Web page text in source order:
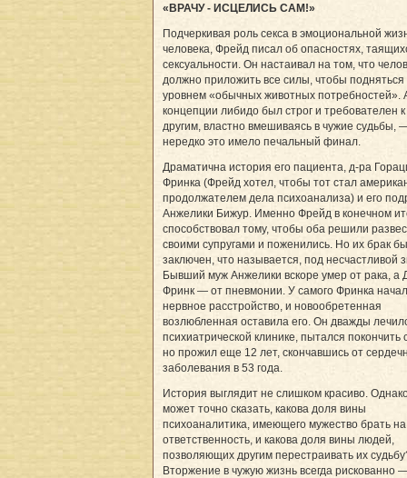
«ВРАЧУ - ИСЦЕЛИСЬ САМ!»
Подчеркивая роль секса в эмоциональной
человека, Фрейд писал об опасностях,
сексуальности. Он настаивал на том, что
должно приложить все силы, чтобы подняться
уровнем «обычных животных потребностей».
концепции либидо был строг и требователен
другим, властно вмешиваясь в чужие судьбы,
нередко это имело печальный финал.
Драматична история его пациента, д-ра
Фринка (Фрейд хотел, чтобы тот стал
продолжателем дела психоанализа) и его
Анжелики Бижур. Именно Фрейд в конечном
способствовал тому, чтобы оба решили
своими супругами и поженились. Но их брак
заключен, что называется, под несчастливой
Бывший муж Анжелики вскоре умер от рака, а
Фринк — от пневмонии. У самого Фринка
нервное расстройство, и новообретенная
возлюбленная оставила его. Он дважды
психиатрической клинике, пытался покончить
но прожил еще 12 лет, скончавшись от
заболевания в 53 года.
История выглядит не слишком красиво.
может точно сказать, какова доля вины
психоаналитика, имеющего мужество брать
ответственность, и какова доля вины людей,
позволяющих другим перестраивать их
Вторжение в чужую жизнь всегда рискованно